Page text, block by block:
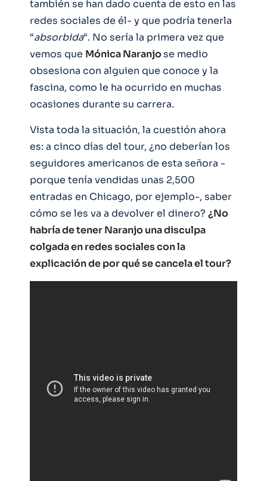
también se han dado cuenta de esto en las
redes sociales de él- y que podría tenerla
“absorbida“. No sería la primera vez que
vemos que Mónica Naranjose medio
obsesiona con alguien que conoce y la
fascina, como le ha ocurrido en muchas
ocasiones durante su carrera.
Vista toda la situación, la cuestión ahora
es: a cinco días del tour, ¿no deberían los
seguidores americanos de esta señora -
porque tenía vendidas unas 2,500
entradas en Chicago, por ejemplo-, saber
cómo se les va a devolver el dinero? ¿No
habría de tener Naranjo una disculpa
colgada en redes sociales con la
explicación de por qué se cancela el tour?